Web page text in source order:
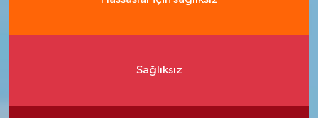
Sağlıksız